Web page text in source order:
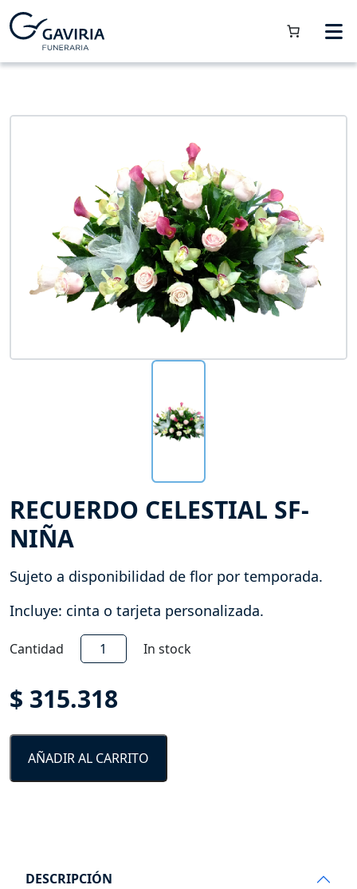
RECUERDO CELESTIAL SF-
NIÑA
Sujeto a disponibilidad de flor por temporada.
Incluye: cinta o tarjeta personalizada.
Cantidad
Recuerdo
Celestial
NIÑA
In stock
$ 315.318
AÑADIR AL CARRITO
DESCRIPCIÓN